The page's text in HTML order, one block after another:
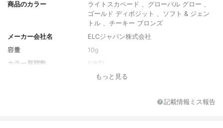
商品のカラー
ライトスカペード 、グローバル グロー 、
ゴールド ディポジット 、ソフト & ジェン
トル 、チーキー ブロンズ
メーカー会社名
ELCジャパン株式会社
容量
10g
カラー展開数
5種類
ライトスカペード
もっと見る
記載情報ミス報告